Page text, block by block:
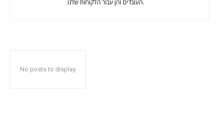
העובדים והן עבור הלקוחות שלנו.
No posts to display